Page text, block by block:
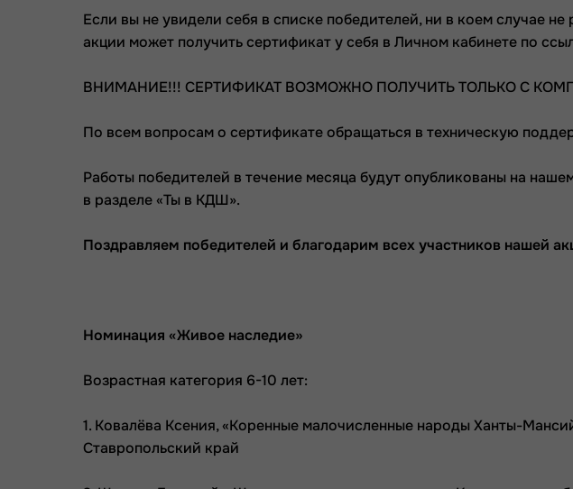
Если вы не увидели себя в списке победителей, ни в коем случае
акции может получить сертификат у себя в Личном кабинете по
ВНИМАНИЕ!!! СЕРТИФИКАТ ВОЗМОЖНО ПОЛУЧИТЬ ТОЛЬКО С
По всем вопросам о сертификате обращаться в техническую
Работы победителей в течение месяца будут опубликованы на
в разделе «Ты в КДШ».
Поздравляем победителей и благодарим всех участников нашей
Номинация «Живое наследие»
Возрастная категория 6-10 лет:
1. Ковалёва Ксения, «Коренные малочисленные народы Ханты-
Ставропольский край